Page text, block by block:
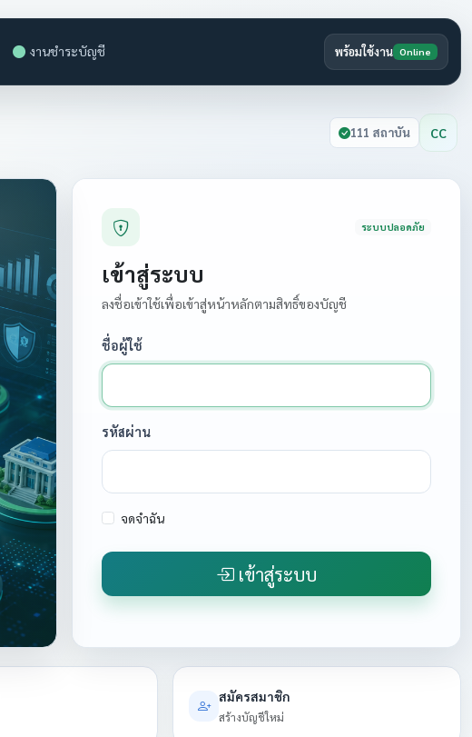
งานชำระบัญชี พร้อมใช้งาน Online
111 สถาบัน CC
ระบบปลอดภัย
เข้าสู่ระบบ
ลงชื่อเข้าใช้เพื่อเข้าสู่หน้าหลักตามสิทธิ์ของบัญชี
ชื่อผู้ใช้
รหัสผ่าน
จดจำฉัน
เข้าสู่ระบบ
สมัครสมาชิก
สร้างบัญชีใหม่